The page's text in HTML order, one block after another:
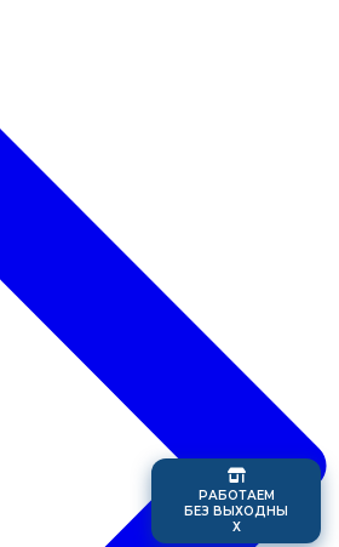
РАБОТАЕМ
БЕЗ ВЫХОДНЫ
Х